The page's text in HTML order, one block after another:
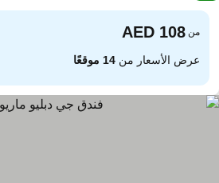
من
عرض الأسعار من14 موقعًا